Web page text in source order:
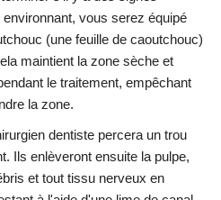
vous serez équipé
(une feuille de caoutchouc)
maintient la zone sèche et
le traitement, empêchant
la zone.
dentiste percera un trou
Ils enlèveront ensuite la pulpe,
et tout tissu nerveux en